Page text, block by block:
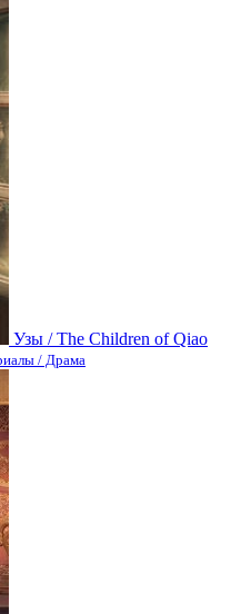
Узы / The Children of Qiao
/ Драма